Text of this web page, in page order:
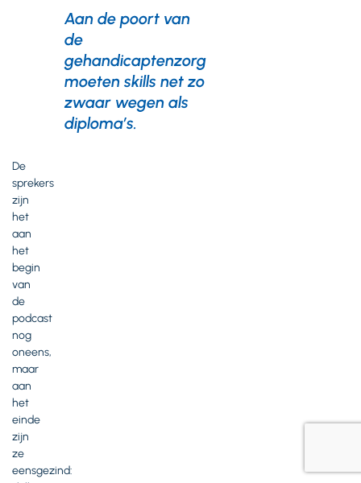
Aan de poort van
de
gehandicaptenzorg
moeten skills net zo
zwaar wegen als
diploma’s.
De
sprekers
zijn
het
aan
het
begin
van
de
podcast
nog
oneens,
maar
aan
het
einde
zijn
ze
eensgezind: